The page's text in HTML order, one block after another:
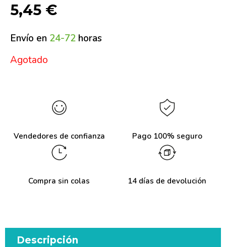
5,45 €
Envío en 24-72 horas
Agotado
Vendedores de confianza Pago 100% seguro
Compra sin colas 14 días de devolución
Descripción